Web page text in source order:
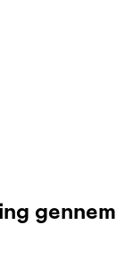
gennem